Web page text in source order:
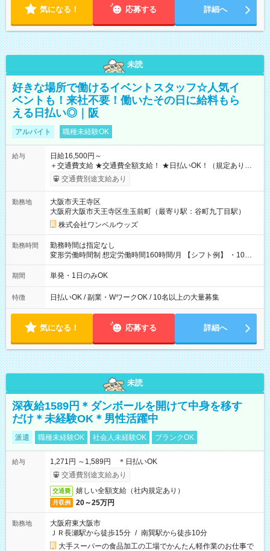
気になる！ 応募する 詳細へ
未読
好きな場所で働けるイベントスタッフ☆人気イ
ベントも！来社不要！働いたその日に給料もら
える日払い◎｜阪
アルバイト 職種未経験OK
給与
日給16,500円～
＋交通費支給 ★交通費全額支給！ ★日払いOK！（規定あり） ┗
働いたその日に現金GET♪ お仕事後はコンビニATMから 日払
交通費別途支給あり
勤務地
大阪市天王寺区
大阪府大阪市天王寺区生玉前町（最寄り駅：谷町九丁目駅）
株式会社ワンベルウッズ
勤務時間
勤務時間は指定なし
変形労働時間制 想定労働時間160時間/月 【シフト例】 ・10：
00～20：00
期間 単発・1日のみOK
特徴 日払いOK / 副業・WワークOK / 10名以上の大量募集
気になる！ 応募する 詳細へ
未読
深夜給1589円＊ダンボールを開けて中身を移す
だけ＊未経験OK＊男性活躍中
派遣 職種未経験OK 社会人未経験OK ブランクOK
給与
1,271円 ～1,589円 ＊日払いOK
交通費別途支給あり
交通費 嬉しい全額支給（社内規定あり）
月収例 20～25万円
勤務地
大阪府東大阪市
ＪＲ長瀬駅から徒歩15分 / 南巽駅から徒歩10分
大手スーパーの食品加工の工場でかんたん軽作業のお仕事で